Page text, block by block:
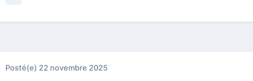
Posté(e) 22 novembre 2025